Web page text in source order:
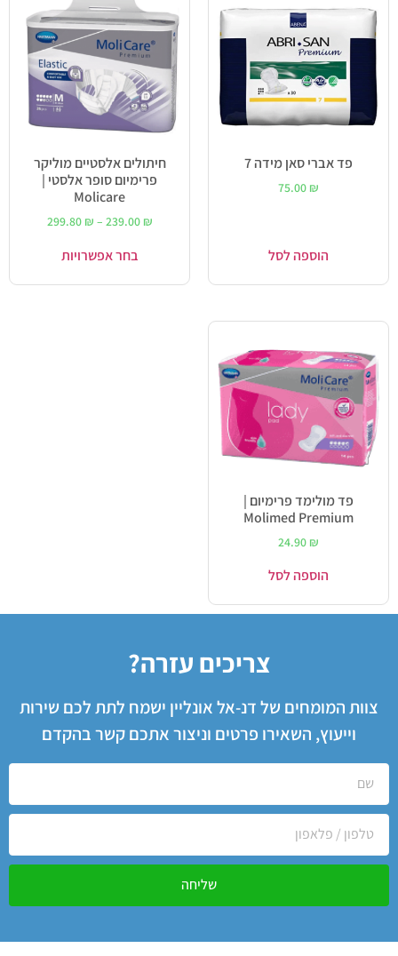
פד אברי סאן מידה 7
75.00 ₪
הוספה לסל
חיתולים אלסטיים מוליקר
פרימיום סופר אלסטי |
Molicare
239.00 ₪
–
299.80 ₪
בחר אפשרויות
פד מולימד פרימיום |
Molimed Premium
24.90 ₪
הוספה לסל
צריכים עזרה?
צוות המומחים של דנ-אל אונליין ישמח לתת לכם שירות
וייעוץ, השאירו פרטים וניצור אתכם קשר בהקדם
שליחה